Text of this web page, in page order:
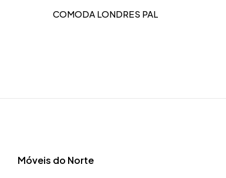
COMODA LONDRES PAL
Móveis do Norte​